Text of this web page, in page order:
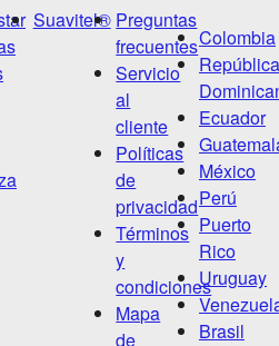
Suavitel® Preguntas
frecuentes
Servicio
al
cliente
Políticas
de
privacidad
Términos
y
condiciones
Mapa
de
Colombia
República
Ecuador
México
Perú
Puerto
Rico
Uruguay
Brasil